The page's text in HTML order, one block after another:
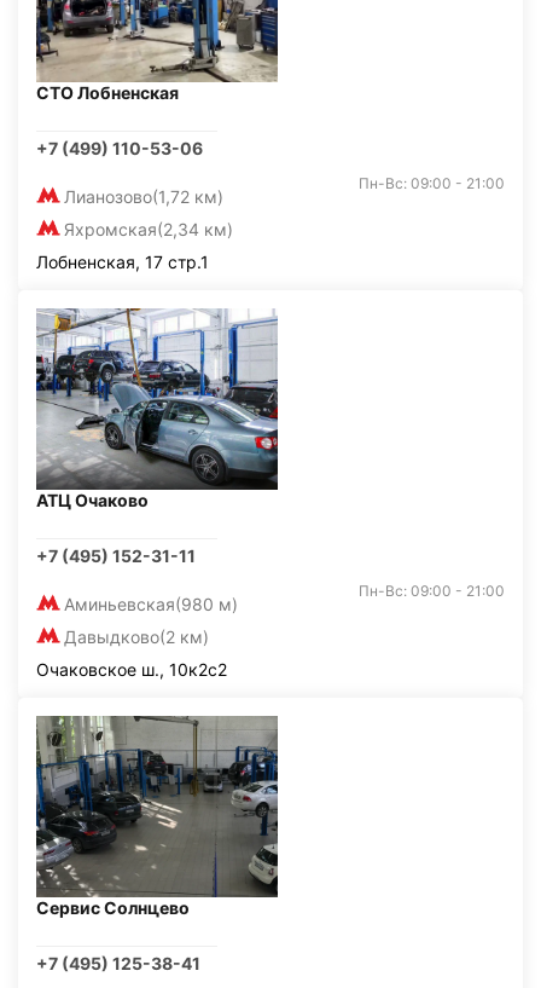
СТО Лобненская
+7 (499) 110-53-06
Лианозово(1,72 км)
Яхромская(2,34 км)
Пн-Вс: 09:00 - 21:00
Лобненская, 17 стр.1
АТЦ Очаково
+7 (495) 152-31-11
Аминьевская(980 м)
Давыдково(2 км)
Пн-Вс: 09:00 - 21:00
Очаковское ш., 10к2с2
Сервис Солнцево
+7 (495) 125-38-41